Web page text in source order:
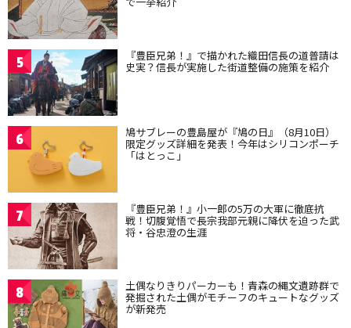
5 『豊臣兄弟！』で描かれた織田信長の道普請は
史実？信長が実施した街道整備の施策を紹介
6 鳩サブレーの豊島屋が『鳩の日』（8月10日）
限定グッズ詳細を発表！今年はシリコンポーチ
「はとっこ」
7 『豊臣兄弟！』小一郎の5万の大軍に徹底抗
戦！切腹覚悟で長宗我部元親に降伏を迫った武
将・谷忠澄の生涯
8 土偶なりきりパーカーも！青森の縄文遺跡群で
発掘された土偶がモチーフのキュートなグッズ
が新発売